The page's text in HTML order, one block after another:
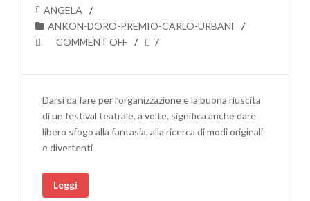
ANGELA
ANKON-DORO-PREMIO-CARLO-URBANI
COMMENT OFF
7
Darsi da fare per l’organizzazione e la buona riuscita
di un festival teatrale, a volte, significa anche dare
libero sfogo alla fantasia, alla ricerca di modi originali
e divertenti
Leggi